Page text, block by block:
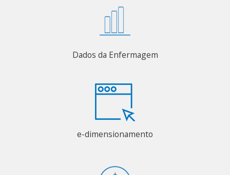
Dados da Enfermagem
e-dimensionamento